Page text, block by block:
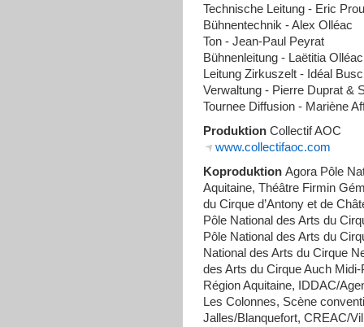
Technische Leitung - Eric
Bühnentechnik - Alex Olléac
Ton - Jean-Paul Peyrat
Bühnenleitung - Laëtitia Olléac
Leitung Zirkuszelt - Idéal
Verwaltung - Pierre Duprat &
Tournee Diffusion - Mariène
Produktion Collectif AOC
www.collectifaoc.com
Koproduktion Agora Pôle
Aquitaine, Théâtre Firmin
du Cirque d’Antony et de
Pôle National des Arts du
Pôle National des Arts du
National des Arts du Cirque
des Arts du Cirque Auch
Région Aquitaine, IDDAC/
Les Colonnes, Scène
Jalles/Blanquefort, CREAC/